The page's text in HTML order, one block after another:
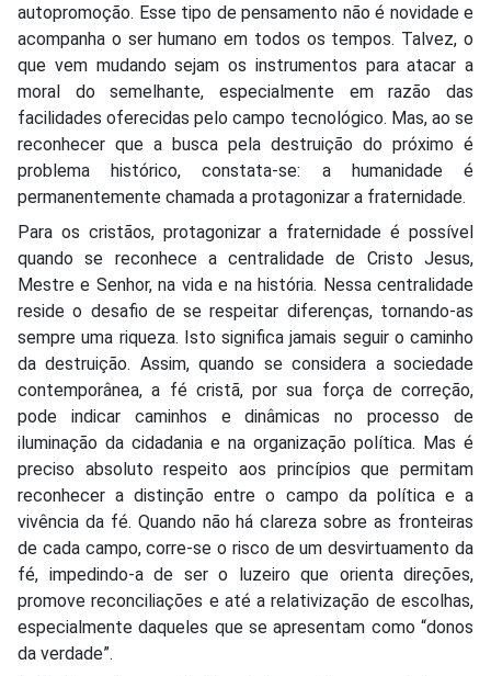
autopromoção. Esse tipo de pensamento não é novidade e
acompanha o ser humano em todos os tempos. Talvez, o
que vem mudando sejam os instrumentos para atacar a
moral do semelhante, especialmente em razão das
facilidades oferecidas pelo campo tecnológico. Mas, ao se
reconhecer que a busca pela destruição do próximo é
problema histórico, constata-se: a humanidade é
permanentemente chamada a protagonizar a fraternidade.
Para os cristãos, protagonizar a fraternidade é possível
quando se reconhece a centralidade de Cristo Jesus,
Mestre e Senhor, na vida e na história. Nessa centralidade
reside o desafio de se respeitar diferenças, tornando-as
sempre uma riqueza. Isto significa jamais seguir o caminho
da destruição. Assim, quando se considera a sociedade
contemporânea, a fé cristã, por sua força de correção,
pode indicar caminhos e dinâmicas no processo de
iluminação da cidadania e na organização política. Mas é
preciso absoluto respeito aos princípios que permitam
reconhecer a distinção entre o campo da política e a
vivência da fé. Quando não há clareza sobre as fronteiras
de cada campo, corre-se o risco de um desvirtuamento da
fé, impedindo-a de ser o luzeiro que orienta direções,
promove reconciliações e até a relativização de escolhas,
especialmente daqueles que se apresentam como “donos
da verdade”.